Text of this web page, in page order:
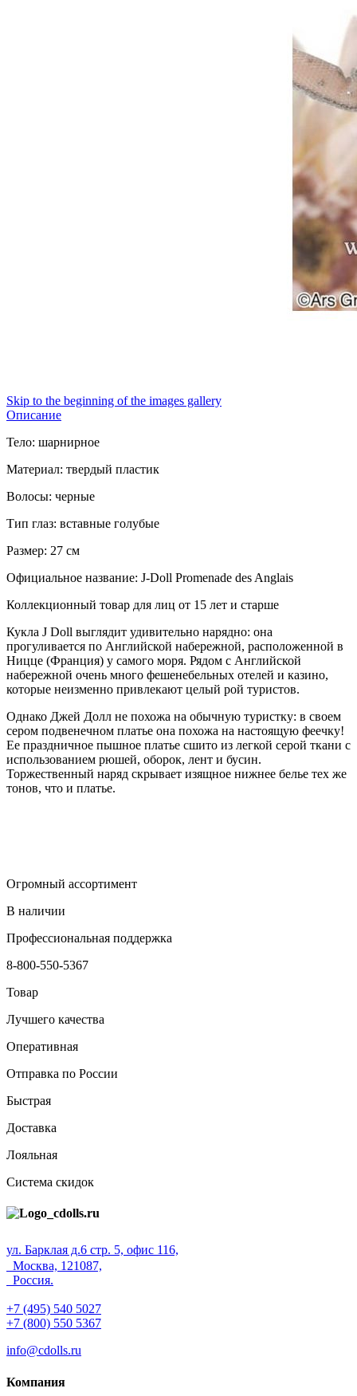
Skip to the beginning of the images gallery
Описание
Тело: шарнирное
Материал: твердый пластик
Волосы: черные
Тип глаз: вставные голубые
Размер: 27 см
Официальное название: J-Doll Promenade des Anglais
Коллекционный товар для лиц от 15 лет и старше
Кукла J Doll выглядит удивительно нарядно: она
прогуливается по Английской набережной, расположенной в
Ницце (Франция) у самого моря. Рядом с Английской
набережной очень много фешенебельных отелей и казино,
которые неизменно привлекают целый рой туристов.
Однако Джей Долл не похожа на обычную туристку: в своем
сером подвенечном платье она похожа на настоящую феечку!
Ее праздничное пышное платье сшито из легкой серой ткани с
использованием рюшей, оборок, лент и бусин.
Торжественный наряд скрывает изящное нижнее белье тех же
тонов, что и платье.
Огромный ассортимент
В наличии
Профессиональная поддержка
8-800-550-5367
Товар
Лучшего качества
Оперативная
Отправка по России
Быстрая
Доставка
Лояльная
Система скидок
ул. Барклая д.6 стр. 5, офис 116,
Москва, 121087,
Россия.
+7 (495) 540 5027
+7 (800) 550 5367
info@cdolls.ru
Компания